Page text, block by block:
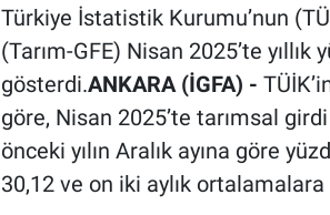
Türkiye İstatistik Kurumu’nun
(Tarım-GFE) Nisan 2025’te yıllık
gösterdi.ANKARA (İGFA) -
göre, Nisan 2025’te tarımsal
önceki yılın Aralık ayına göre
30,12 ve on iki aylık